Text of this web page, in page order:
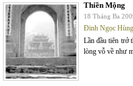
Thiền Mộng
18 Tháng Ba
Đinh Ngọc Hùng
Lần đầu tiên trở
lòng vỗ về như